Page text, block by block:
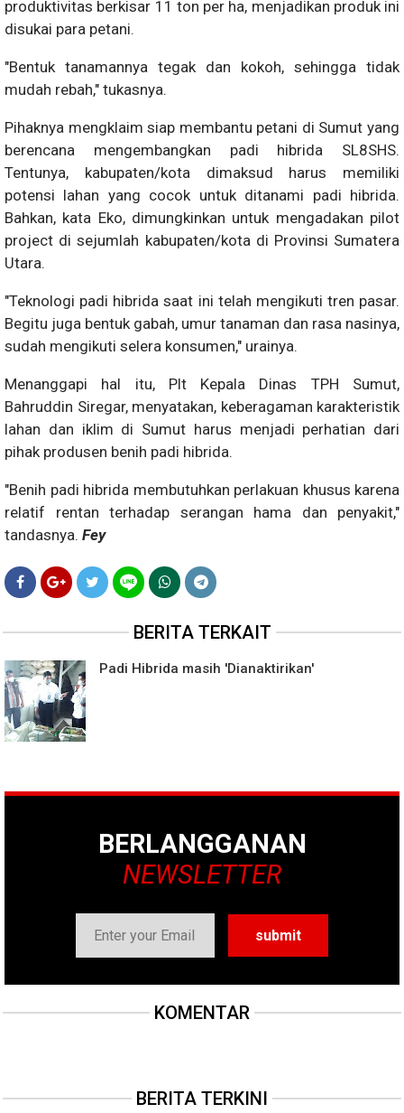
produktivitas berkisar 11 ton per ha, menjadikan produk ini
disukai para petani.
"Bentuk tanamannya tegak dan kokoh, sehingga tidak
mudah rebah," tukasnya.
Pihaknya mengklaim siap membantu petani di Sumut yang
berencana mengembangkan padi hibrida SL8SHS.
Tentunya, kabupaten/kota dimaksud harus memiliki
potensi lahan yang cocok untuk ditanami padi hibrida.
Bahkan, kata Eko, dimungkinkan untuk mengadakan pilot
project di sejumlah kabupaten/kota di Provinsi Sumatera
Utara.
"Teknologi padi hibrida saat ini telah mengikuti tren pasar.
Begitu juga bentuk gabah, umur tanaman dan rasa nasinya,
sudah mengikuti selera konsumen," urainya.
Menanggapi hal itu, Plt Kepala Dinas TPH Sumut,
Bahruddin Siregar, menyatakan, keberagaman karakteristik
lahan dan iklim di Sumut harus menjadi perhatian dari
pihak produsen benih padi hibrida.
"Benih padi hibrida membutuhkan perlakuan khusus karena
relatif rentan terhadap serangan hama dan penyakit,"
tandasnya. Fey
BERITA TERKAIT
Padi Hibrida masih 'Dianaktirikan'
BERLANGGANAN
NEWSLETTER
KOMENTAR
BERITA TERKINI